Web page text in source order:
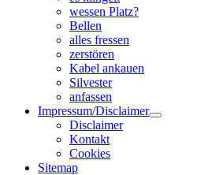
wessen Platz?
Bellen
alles fressen
zerstören
Kabel ankauen
Silvester
anfassen
Impressum/Disclaimer
Disclaimer
Kontakt
Cookies
Sitemap